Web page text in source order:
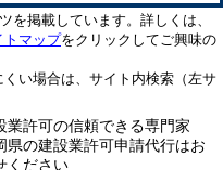
を掲載しています。詳しくは、
トマップをクリックしてご興味の
い場合は、サイト内検索（左サ
業許可の信頼できる専門家
県の建設業許可申請代行はお
ください